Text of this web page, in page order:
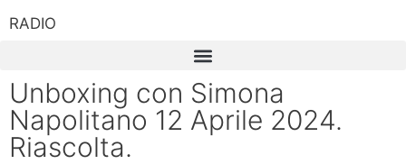
RADIO
Unboxing con Simona
Napolitano 12 Aprile 2024.
Riascolta.